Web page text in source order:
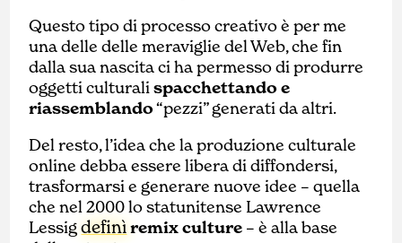
Questo tipo di processo creativo è per me
una delle delle meraviglie del Web, che fin
dalla sua nascita ci ha permesso di produrre
oggetti culturalispacchettando e
riassemblando“pezzi” generati da altri.
Del resto, l’idea che la produzione culturale
online debba essere libera di diffondersi,
trasformarsi e generare nuove idee – quella
che nel 2000 lo statunitense Lawrence
Lessigdefinìremix culture – è alla base